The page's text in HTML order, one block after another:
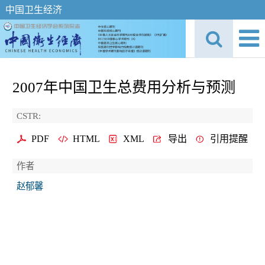
中国卫生经济
2007年中国卫生总费用分析与预测
CSTR:
PDF HTML XML 导出 引用提醒
作者
赵郁馨